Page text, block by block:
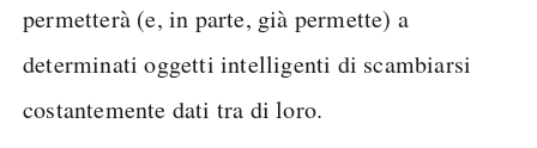
permetterà (e, in parte, già permette) a
determinati oggetti intelligenti di scambiarsi
costantemente dati tra di loro.